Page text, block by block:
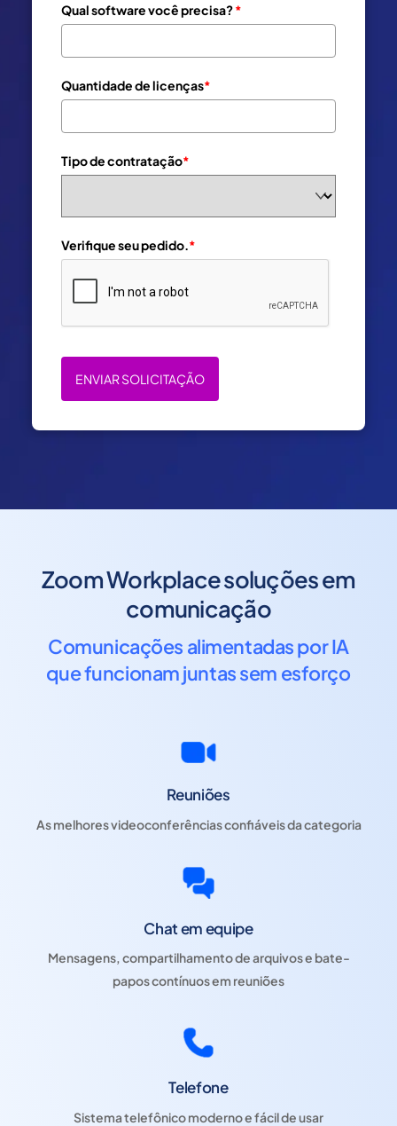
Qual software você precisa?*
Quantidade de licenças*
Tipo de contratação*
Verifique seu pedido. *
ENVIAR SOLICITAÇÃO
Zoom Workplace soluções em
comunicação
Comunicações alimentadas por IA
que funcionam juntas sem esforço
Reuniões
As melhores videoconferências confiáveis ​​da categoria
Chat em equipe
Mensagens, compartilhamento de arquivos e bate-
papos contínuos em reuniões
Telefone
Sistema telefônico moderno e fácil de usar